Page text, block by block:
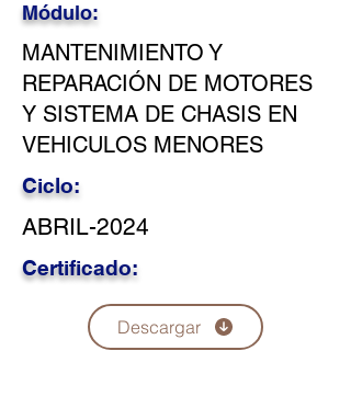
Módulo:
MANTENIMIENTO Y
REPARACIÓN DE MOTORES
Y SISTEMA DE CHASIS EN
VEHICULOS MENORES
Ciclo:
ABRIL-2024
Certificado:
Descargar